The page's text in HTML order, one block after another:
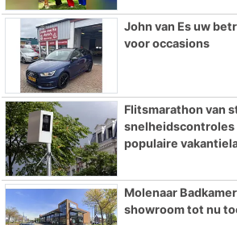
John van Es uw
voor occasions
Flitsmarathon van
snelheidscontroles
populaire
Molenaar
showroom tot nu